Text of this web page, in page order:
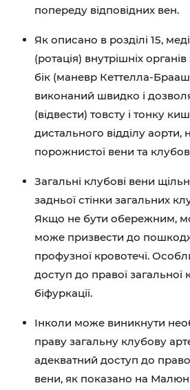
попереду відповідних вен.
Як описано в розділі 15,
(ротація) внутрішніх
бік (маневр Кеттелла-
виконаний швидко і
(відвести) товсту і тонку
дистального відділу аорти,
порожнистої вени та
Загальні клубові вени
задньої стінки загальних
Якщо не бути обережним,
може призвести до
профузної кровотечі.
доступ до правої загальної
біфуркації.
Інколи може виникнути
праву загальну клубову
адекватний доступ до
вени, як показано на